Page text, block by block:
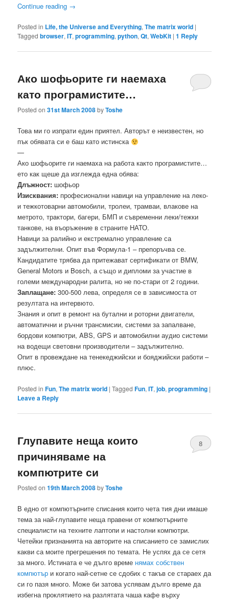
Continue reading →
Posted in Life, the Universe and Everything,The matrix world |
Tagged browser,IT,programming,python,Qt,WebKit |1 Reply
Ако шофьорите ги наемаха
като програмистите…
Posted on31st March 2008byToshe
Това ми го изпрати един приятел. Авторът е неизвестен, но
пък обявата си е баш като истинска
—
Ако шофьорите ги наемаха на работа както програмистите…
ето как щеше да изглежда една обява:
Длъжност: шофьор
Изисквания: професионални навици на управление на леко-
и тежкотоварни автомобили, тролеи, трамваи, влакове на
метрото, трaктори, багери, БМП и съвременни леки/тежки
танкове, на въоръжение в страните НАТО.
Навици за ралийно и екстремално управление са
задължителни. Опит във Формула-1 – препоръчва се.
Кандидатите трябва да притежават сертификати от BMW,
General Motors и Bosch, а също и дипломи за участие в
големи международни ралита, но не по-стари от 2 години.
Заплащанe: 300-500 лева, определя се в зависимоста от
резултата на интервюто.
Знания и опит в ремонт на бутални и роторни двигатели,
автоматични и ръчни трансмисии, системи за запалване,
бордови компютри, ABS, GPS и автомобилни аудио системи
на водещи световни производители – задължително.
Опит в провеждане на тенекеджийски и бояджийски работи –
плюс.
Posted in Fun,The matrix world |Tagged Fun,IT,job,programming |
Leave a Reply
Глупавите неща които
причиняваме на
компютрите си
Posted on19th March 2008byToshe
8
В едно от компютърните списания които чета тия дни имаше
тема за най-глупавите неща правени от компютърните
специалисти на техните лаптопи и настолни компютри.
Четейки признанията на авторите на списанието се замислих
какви са моите прегрешения по темата. Не успях да се сетя
за много. Истината е че дълго време нямах собствен
компютър и когато най-сетне се сдобих с такъв се стараех да
си го пазя много. Може би затова успявам дълго време да
избегна проклятието на разлятата чаша кафе върху